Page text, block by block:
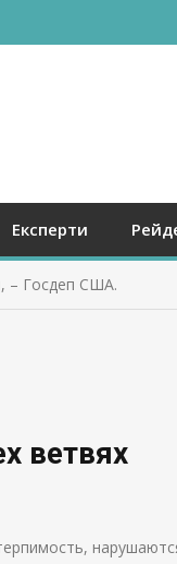
Експерти
– Госдеп США.
ветвях